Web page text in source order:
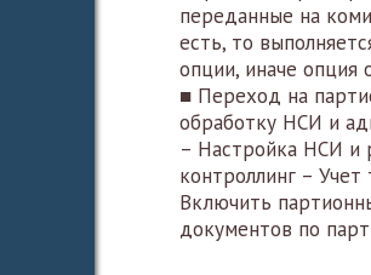
переданные на
есть, то
опции, иначе опция
■ Переход на
обработку НСИ и
– Настройка НСИ и
контроллинг –
Включить
документов по